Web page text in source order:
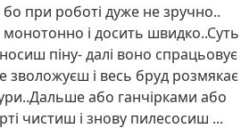
при роботі дуже не зручно..
і досить
піну- далі воно спрацьовує
зволожуєш і весь бруд розмякає
або ганчірками або
чистиш і знову пилесосиш ...